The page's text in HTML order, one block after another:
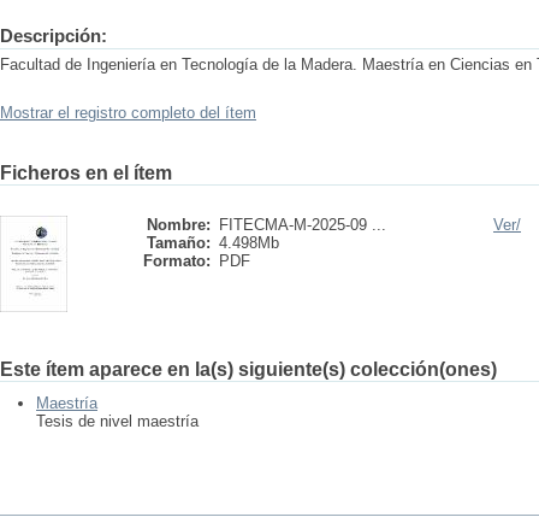
Descripción:
Facultad de Ingeniería en Tecnología de la Madera. Maestría en Ciencias en
Mostrar el registro completo del ítem
Ficheros en el ítem
Nombre:
FITECMA-M-2025-09 ...
Tamaño: 4.498Mb
Formato:
PDF
Ver/
Este ítem aparece en la(s) siguiente(s) colección(ones)
Maestría
Tesis de nivel maestría